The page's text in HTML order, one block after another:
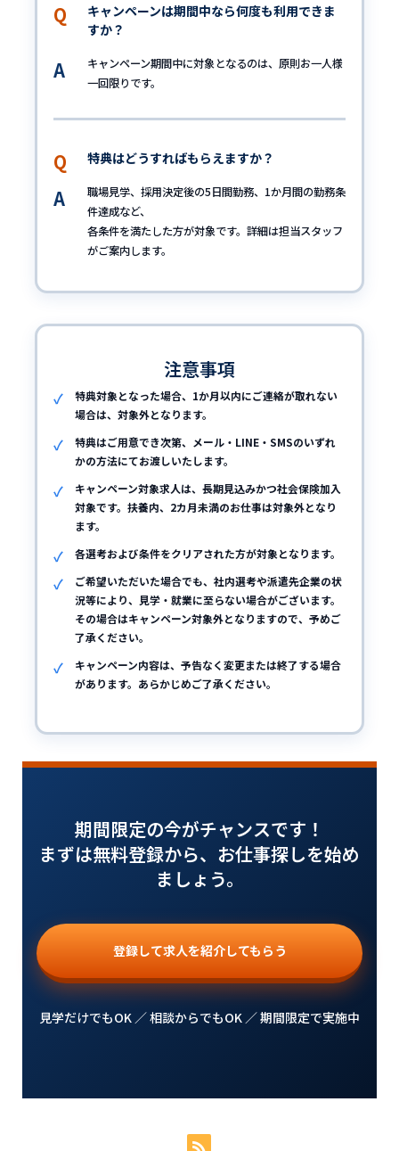
キャンペーンは期間中なら何度も利用できま
すか？
キャンペーン期間中に対象となるのは、原則お一人様
一回限りです。
特典はどうすればもらえますか？
職場見学、採用決定後の5日間勤務、1か月間の勤務条
件達成など、
各条件を満たした方が対象です。詳細は担当スタッフ
がご案内します。
注意事項
特典対象となった場合、1か月以内にご連絡が取れない
場合は、対象外となります。
特典はご用意でき次第、メール・LINE・SMSのいずれ
かの方法にてお渡しいたします。
キャンペーン対象求人は、長期見込みかつ社会保険加入
対象です。扶養内、2カ月未満のお仕事は対象外となり
ます。
各選考および条件をクリアされた方が対象となります。
ご希望いただいた場合でも、社内選考や派遣先企業の状
況等により、見学・就業に至らない場合がございます。
その場合はキャンペーン対象外となりますので、予めご
了承ください。
キャンペーン内容は、予告なく変更または終了する場合
があります。あらかじめご了承ください。
期間限定の今がチャンスです！
まずは無料登録から、お仕事探しを始め
ましょう。
登録して求人を紹介してもらう
見学だけでもOK ／ 相談からでもOK ／ 期間限定で実施中